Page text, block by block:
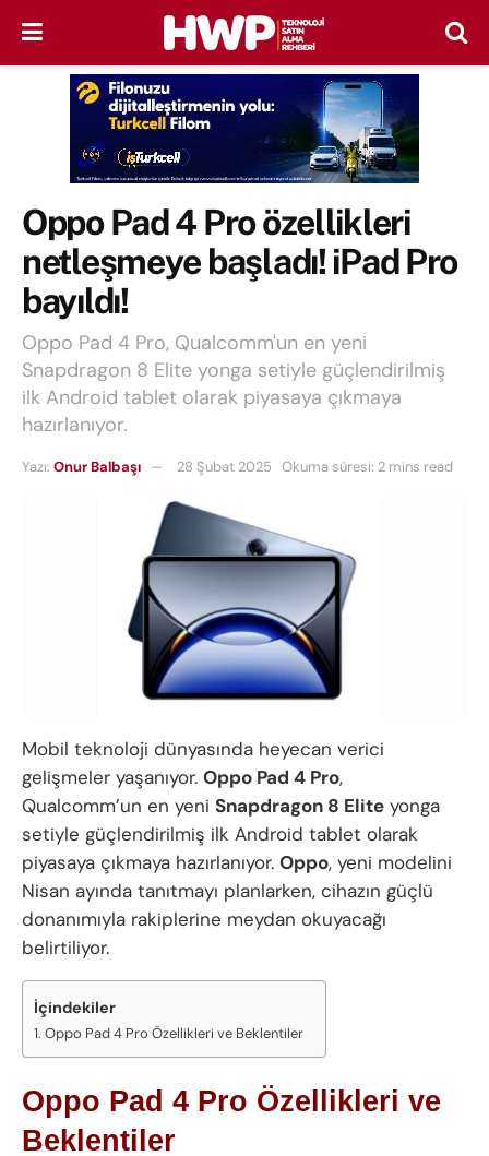
Oppo Pad 4 Pro özellikleri
netleşmeye başladı! iPad Pro
bayıldı!
Oppo Pad 4 Pro, Qualcomm'un en yeni
Snapdragon 8 Elite yonga setiyle güçlendirilmiş
ilk Android tablet olarak piyasaya çıkmaya
hazırlanıyor.
Yazı: Onur Balbaşı 28 Şubat 2025 Okuma süresi: 2 mins read
Mobil teknoloji dünyasında heyecan verici
gelişmeler yaşanıyor. Oppo Pad 4 Pro,
Qualcomm’un en yeni Snapdragon 8 Elite yonga
setiyle güçlendirilmiş ilk Android tablet olarak
piyasaya çıkmaya hazırlanıyor. Oppo, yeni modelini
Nisan ayında tanıtmayı planlarken, cihazın güçlü
donanımıyla rakiplerine meydan okuyacağı
belirtiliyor.
İçindekiler
Oppo Pad 4 Pro Özellikleri ve Beklentiler
Oppo Pad 4 Pro Özellikleri ve
Beklentiler